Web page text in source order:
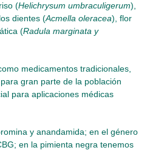
(Helichrysum umbraculigerum),
dientes (Acmella oleracea), flor
(Radula marginata y
medicamentos tradicionales,
gran parte de la población
para aplicaciones médicas
y anandamida; en el género
en la pimienta negra tenemos